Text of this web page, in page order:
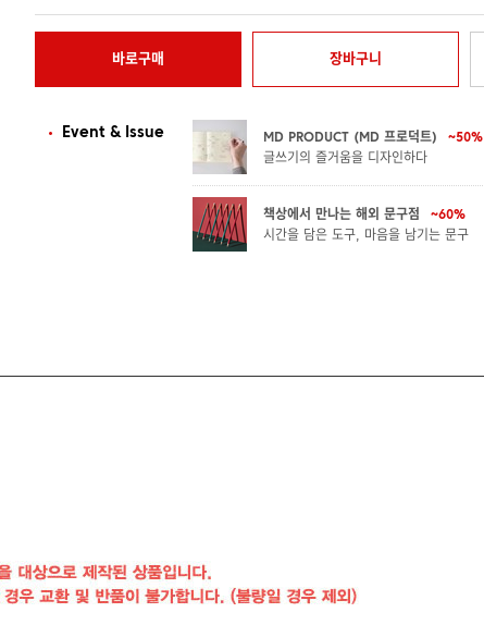
바로구매 장바구니
Event & Issue MD PRODUCT (MD 프로덕트)
~50%
글쓰기의 즐거움을 디자인하다
책상에서 만나는 해외 문구점
~60%
시간을 담은 도구, 마음을 남기는 문구